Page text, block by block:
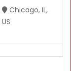
Chicago, IL,
US